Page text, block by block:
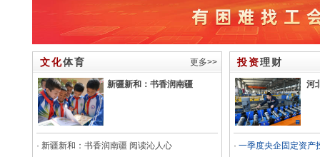
文化体育 更多>>
新疆新和：书香润南疆
· 新疆新和：书香润南疆 阅读沁人心
投资理财
河
· 一季度央企固定资产